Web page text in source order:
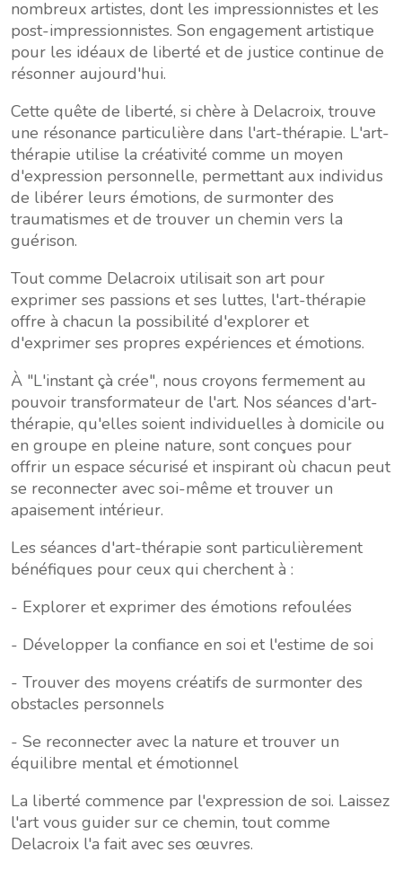
nombreux artistes, dont les impressionnistes et les
post-impressionnistes. Son engagement artistique
pour les idéaux de liberté et de justice continue de
résonner aujourd'hui.
Cette quête de liberté, si chère à Delacroix, trouve
une résonance particulière dans l'art-thérapie. L'art-
thérapie utilise la créativité comme un moyen
d'expression personnelle, permettant aux individus
de libérer leurs émotions, de surmonter des
traumatismes et de trouver un chemin vers la
guérison.
Tout comme Delacroix utilisait son art pour
exprimer ses passions et ses luttes, l'art-thérapie
offre à chacun la possibilité d'explorer et
d'exprimer ses propres expériences et émotions.
À "L'instant çà crée", nous croyons fermement au
pouvoir transformateur de l'art. Nos séances d'art-
thérapie, qu'elles soient individuelles à domicile ou
en groupe en pleine nature, sont conçues pour
offrir un espace sécurisé et inspirant où chacun peut
se reconnecter avec soi-même et trouver un
apaisement intérieur.
Les séances d'art-thérapie sont particulièrement
bénéfiques pour ceux qui cherchent à :
- Explorer et exprimer des émotions refoulées
- Développer la confiance en soi et l'estime de soi
- Trouver des moyens créatifs de surmonter des
obstacles personnels
- Se reconnecter avec la nature et trouver un
équilibre mental et émotionnel
La liberté commence par l'expression de soi. Laissez
l'art vous guider sur ce chemin, tout comme
Delacroix l'a fait avec ses œuvres.